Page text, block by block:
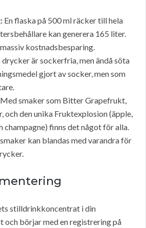
En flaska på 500 ml räcker till hela
kan generera 165 liter.
kostnadsbesparing.
drycker är sockerfria, men ändå söta
gjort av socker, men som
Med smaker som Bitter Grapefrukt,
och den unika Fruktexplosion (äpple,
champagne) finns det något för alla.
kan blandas med varandra för
stilldrinkkoncentrat i din
och börjar med en registrering på